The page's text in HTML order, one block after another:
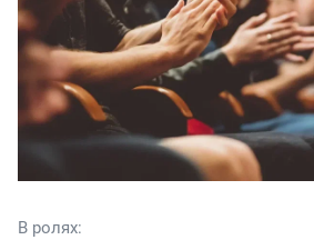
В ролях: